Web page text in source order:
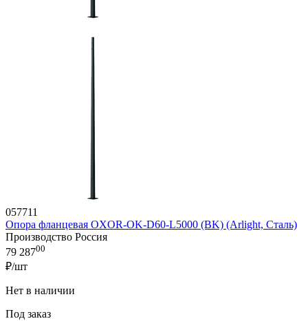
057711
Опора фланцевая OXOR-OK-D60-L5000 (BK) (Arlight, Сталь)
Производство Россия
79 28700
₽/шт
Нет в наличии
Под заказ